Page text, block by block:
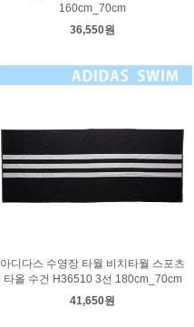
160cm_70cm
36,550원
아디다스 수영장 타월 비치타월 스포츠
타올 수건 H36510 3선 180cm_70cm
41,650원